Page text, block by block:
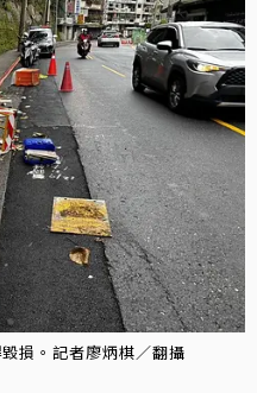
損。記者廖炳棋／翻攝